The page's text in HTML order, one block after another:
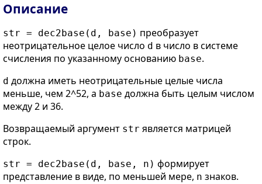
Описание
str = dec2base(d, base) преобразует
неотрицательное целое число d в число в системе
счисления по указанному основанию base.
d должна иметь неотрицательные целые числа
меньше, чем 2^52, а base должна быть целым числом
между 2 и 36.
Возвращаемый аргумент str является матрицей
строк.
str = dec2base(d, base, n) формирует
представление в виде, по меньшей мере, n знаков.